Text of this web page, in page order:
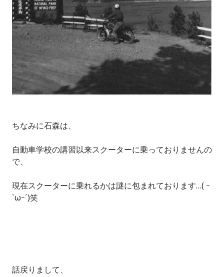
ちなみに石森は、
自動車学校の講習以来スクーターに乗っておりませんの
で、
現在スクーターに乗れるかは謎に包まれております…( ｰ
`ωｰ´)笑
話戻りまして、